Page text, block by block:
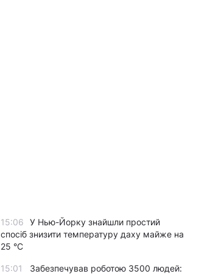
15:06
У Нью-Йорку знайшли простий
спосіб знизити температуру даху майже на
25 °C
15:01
Забезпечував роботою 3500 людей: